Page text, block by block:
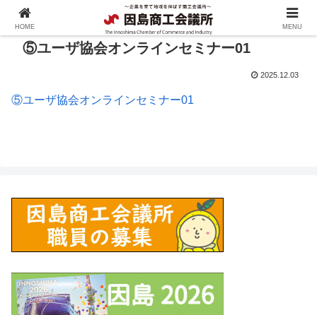
⑤ユーザ協会オンラインセミナー01
2025.12.03
⑤ユーザ協会オンラインセミナー01
HOME MENU